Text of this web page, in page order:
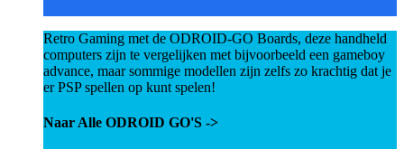
Retro Gaming met de ODROID-GO Boards, deze handheld
computers zijn te vergelijken met bijvoorbeeld een gameboy
advance, maar sommige modellen zijn zelfs zo krachtig dat je
er PSP spellen op kunt spelen!
Naar Alle ODROID GO'S ->